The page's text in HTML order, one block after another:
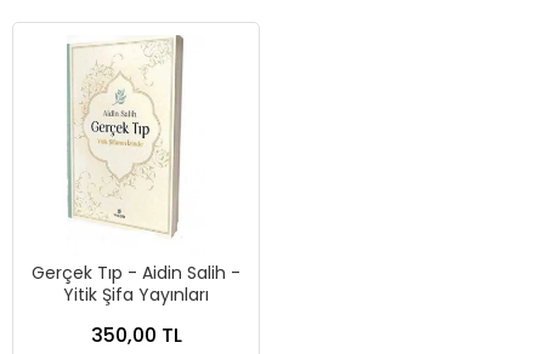
Gerçek Tıp - Aidin Salih -
Yitik Şifa Yayınları
350,00 TL